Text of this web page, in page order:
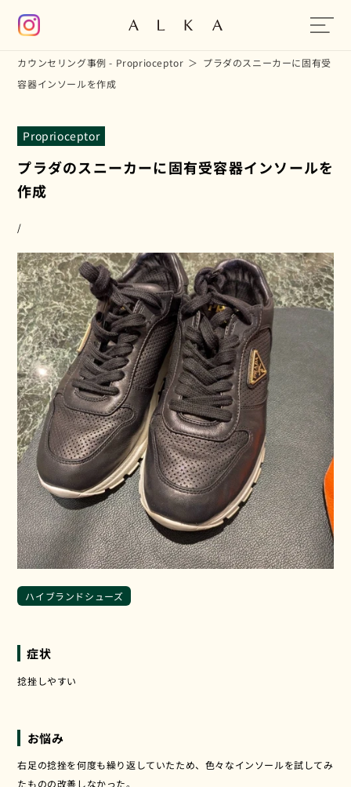
コンテン
ツに進む
カウンセリング事例 - Proprioceptor
プラダのスニーカーに固有受
容器インソールを作成
Proprioceptor
プラダのスニーカーに固有受容器インソールを
作成
/
ハイブランドシューズ
症状
捻挫しやすい
️️お悩み
右足の捻挫を何度も繰り返していたため、色々なインソールを試してみ
たものの改善しなかった。